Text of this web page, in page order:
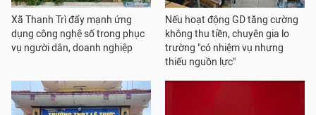
Xã Thanh Trì đẩy mạnh ứng
dụng công nghệ số trong phục
vụ người dân, doanh nghiệp
Nếu hoạt động GD tăng cường
không thu tiền, chuyên gia lo
trường "có nhiệm vụ nhưng
thiếu nguồn lực"